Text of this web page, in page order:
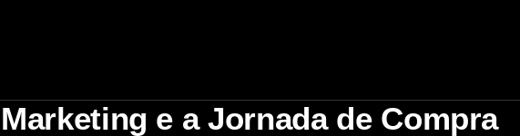
Marketing e a Jornada de Compra